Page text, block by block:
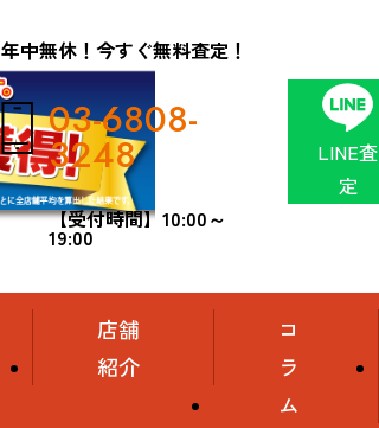
年中無休！今すぐ無料査定！
03-6808-
3248
【受付時間】10:00～
19:00
LINE査
定
店舗
紹介
コ
ラ
ム